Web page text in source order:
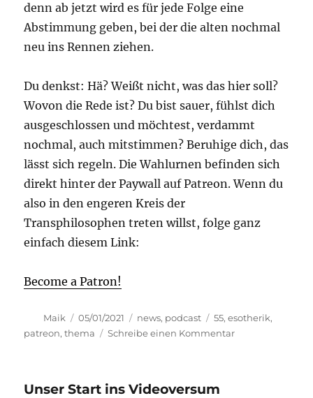
denn ab jetzt wird es für jede Folge eine
Abstimmung geben, bei der die alten nochmal
neu ins Rennen ziehen.
Du denkst: Hä? Weißt nicht, was das hier soll?
Wovon die Rede ist? Du bist sauer, fühlst dich
ausgeschlossen und möchtest, verdammt
nochmal, auch mitstimmen? Beruhige dich, das
lässt sich regeln. Die Wahlurnen befinden sich
direkt hinter der Paywall auf Patreon. Wenn du
also in den engeren Kreis der
Transphilosophen treten willst, folge ganz
einfach diesem Link:
Become a Patron!
Autor
Maik
Veröffentlicht
am
05/01/2021 Kategorien
news, podcast Schlagwörter
55,esotherik,
patreon,thema Schreibe einen Kommentarzu
Unser Start ins Videoversum